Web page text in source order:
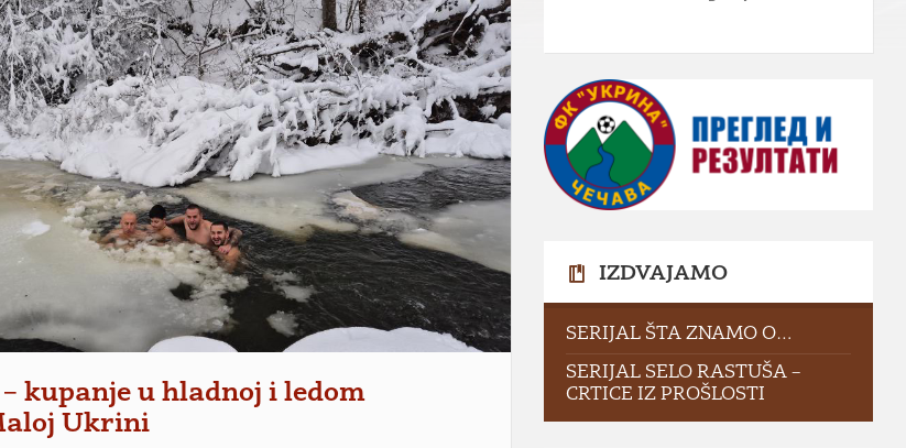
kupanje u hladnoj i ledom
Ukrini
IZDVAJAMO
SERIJAL ŠTA ZNAMO O…
SERIJAL SELO RASTUŠA –
CRTICE IZ PROŠLOSTI